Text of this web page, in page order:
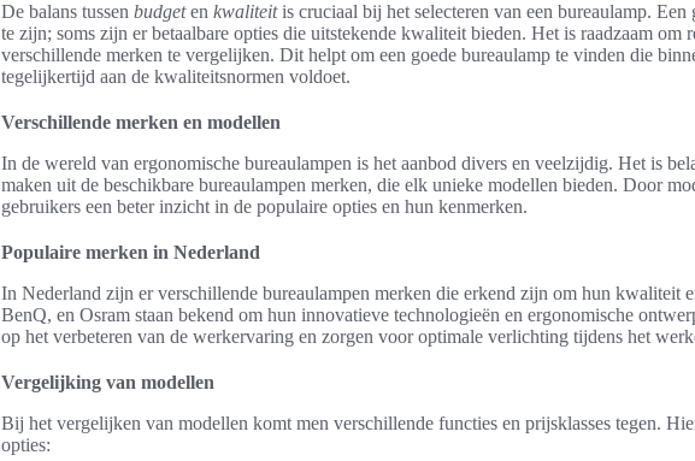
De balans tussen budgeten kwaliteitis cruciaal bij het selecteren van een bureaulamp.
te zijn; soms zijn er betaalbare opties die uitstekende kwaliteit bieden. Het is raadzaam om
verschillende merken te vergelijken. Dit helpt om een goede bureaulamp te vinden die
tegelijkertijd aan de kwaliteitsnormen voldoet.
Verschillende merken en modellen
In de wereld van ergonomische bureaulampen is het aanbod divers en veelzijdig. Het is
maken uit de beschikbare bureaulampen merken, die elk unieke modellen bieden. Door
gebruikers een beter inzicht in de populaire opties en hun kenmerken.
Populaire merken in Nederland
In Nederland zijn er verschillende bureaulampen merken die erkend zijn om hun kwaliteit
BenQ, en Osram staan bekend om hun innovatieve technologieën en ergonomische
op het verbeteren van de werkervaring en zorgen voor optimale verlichting tijdens het
Vergelijking van modellen
Bij het vergelijken van modellen komt men verschillende functies en prijsklasses tegen.
opties: